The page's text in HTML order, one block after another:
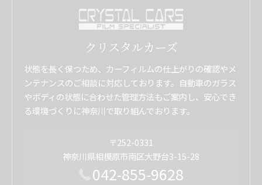
クリスタルカーズ
状態を長く保つため、カーフィルムの仕上がりの確認やメ
ンテナンスのご相談に対応しております。自動車のガラス
やボディの状態に合わせた管理方法もご案内し、安心でき
る環境づくりに神奈川で取り組んでおります。
〒252-0331
神奈川県相模原市南区大野台3-15-28
042-855-9628